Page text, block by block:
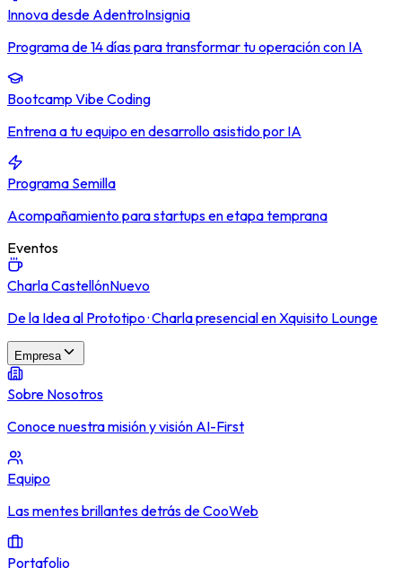
Innova desde AdentroInsignia
Programa de 14 días para transformar tu operación con IA
Bootcamp Vibe Coding
Entrena a tu equipo en desarrollo asistido por IA
Programa Semilla
Acompañamiento para startups en etapa temprana
Eventos
Charla CastellónNuevo
De la Idea al Prototipo · Charla presencial en Xquisito Lounge
Empresa
Sobre Nosotros
Conoce nuestra misión y visión AI-First
Equipo
Las mentes brillantes detrás de CooWeb
Portafolio